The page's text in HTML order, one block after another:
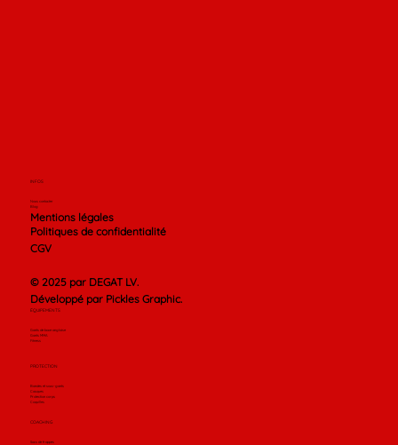
INFOS
Nous contacter
Blog
Mentions légales
Politiques de confidentialité
CGV
© 2025 par DEGAT LV.
Développé par Pickles Graphic.
ÉQUIPEMENTS
Gants de boxe anglaise
Gants MMA
Fitness
PROTECTION
Bandes et sous-gants
Casques
Protection corps
Coquilles
COACHING
Sacs de frappes